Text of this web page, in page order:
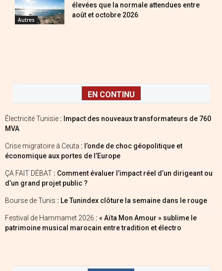
Autres
élevées que la normale attendues entre
août et octobre 2026
EN CONTINU
Électricité Tunisie : Impact des nouveaux transformateurs de 760
MVA
Crise migratoire à Ceuta : l’onde de choc géopolitique et
économique aux portes de l’Europe
ÇA FAIT DÉBAT : Comment évaluer l’impact réel d’un dirigeant ou
d’un grand projet public ?
Bourse de Tunis : Le Tunindex clôture la semaine dans le rouge
Festival de Hammamet 2026 : « Aïta Mon Amour » sublime le
patrimoine musical marocain entre tradition et électro